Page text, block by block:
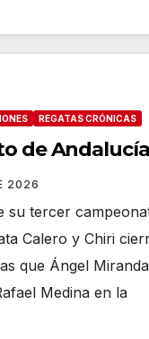
REGATAS CRÓNICAS
de
2026
su tercer
Calero y Chiri
que Ángel
Medina en la